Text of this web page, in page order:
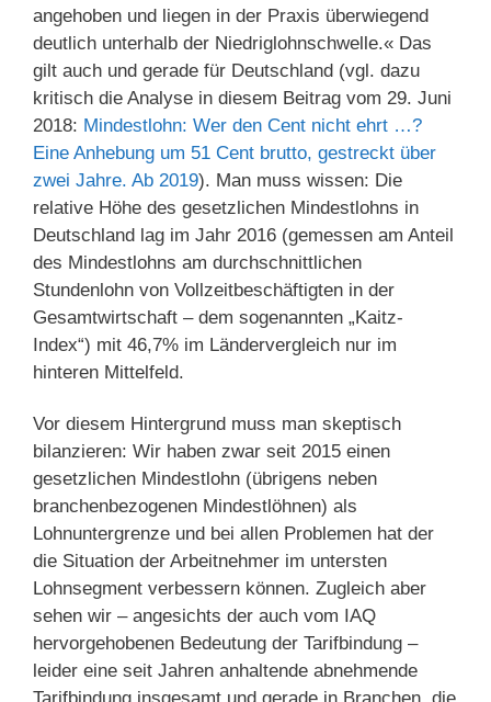
angehoben und liegen in der Praxis überwiegend
deutlich unterhalb der Niedriglohnschwelle.« Das
gilt auch und gerade für Deutschland (vgl. dazu
kritisch die Analyse in diesem Beitrag vom 29. Juni
2018: Mindestlohn: Wer den Cent nicht ehrt …?
Eine Anhebung um 51 Cent brutto, gestreckt über
zwei Jahre. Ab 2019). Man muss wissen: Die
relative Höhe des gesetzlichen Mindestlohns in
Deutschland lag im Jahr 2016 (gemessen am Anteil
des Mindestlohns am durchschnittlichen
Stundenlohn von Vollzeitbeschäftigten in der
Gesamtwirtschaft – dem sogenannten „Kaitz-
Index“) mit 46,7% im Ländervergleich nur im
hinteren Mittelfeld.
Vor diesem Hintergrund muss man skeptisch
bilanzieren: Wir haben zwar seit 2015 einen
gesetzlichen Mindestlohn (übrigens neben
branchenbezogenen Mindestlöhnen) als
Lohnuntergrenze und bei allen Problemen hat der
die Situation der Arbeitnehmer im untersten
Lohnsegment verbessern können. Zugleich aber
sehen wir – angesichts der auch vom IAQ
hervorgehobenen Bedeutung der Tarifbindung –
leider eine seit Jahren anhaltende abnehmende